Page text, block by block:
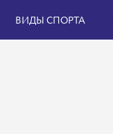
ВИДЫ СПОРТА